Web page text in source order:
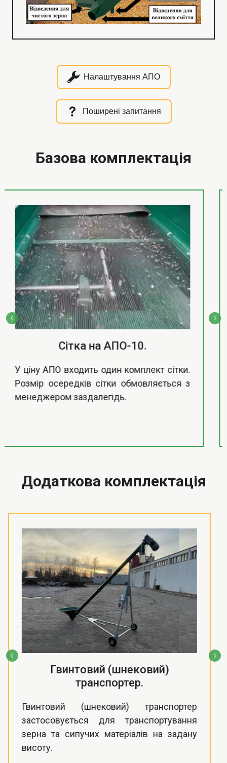
Налаштування АПО
Поширені запитання
Базова комплектація
Технічний паспорт.
До сепаратора додається технічний
документ (паспорт), де вказано
заводський номер, компанія виробник, а
Додаткова комплектація
Стрічковий транспортер.
для транспортування зерна та сипучих
матеріалів на задану висоту або
довжину.